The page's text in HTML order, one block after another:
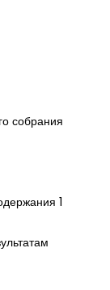
собрания
1